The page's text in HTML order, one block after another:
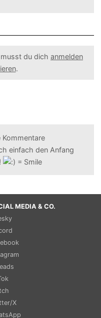
du dich anmelden
.
Kommentare
einfach den Anfang
MEDIA & CO.
X